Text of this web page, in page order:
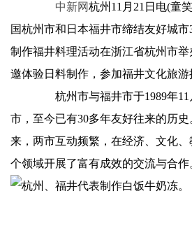
中新网杭州11月21日电(童
国杭州市和日本福井市缔结友好城
制作福井料理活动在浙江省杭州市
邀体验日料制作，参加福井文化旅游
杭州市与福井市于1989年11
市，至今已有30多年友好往来的历
来，两市互动频繁，在经济、文化
个领域开展了富有成效的交流与合作